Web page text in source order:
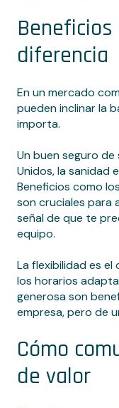
diferencia
En un mercado
pueden inclinar la
importa.
Un buen seguro de
Unidos, la sanidad
Beneficios como los
son cruciales para
señal de que te
equipo.
La flexibilidad es
los horarios
generosa son
empresa, pero de
Cómo
de valor